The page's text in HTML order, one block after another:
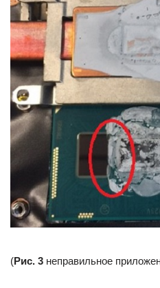
(Рис. 3 неправильное